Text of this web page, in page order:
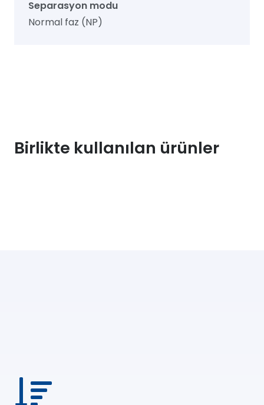
Separasyon modu
Normal faz (NP)
Birlikte kullanılan ürünler